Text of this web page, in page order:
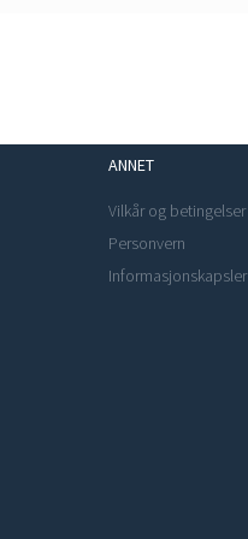
ANNET
Vilkår og betingelser
Personvern
Informasjonskapsler